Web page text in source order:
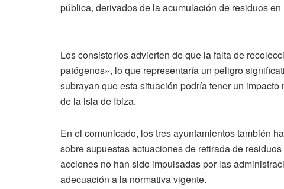
pública, derivados de la acumulación de residuos
Los consistorios advierten de que la falta de
patógenos», lo que representaría un peligro
subrayan que esta situación podría tener un
de la isla de Ibiza.
En el comunicado, los tres ayuntamientos también
sobre supuestas actuaciones de retirada de
acciones no han sido impulsadas por las
adecuación a la normativa vigente.